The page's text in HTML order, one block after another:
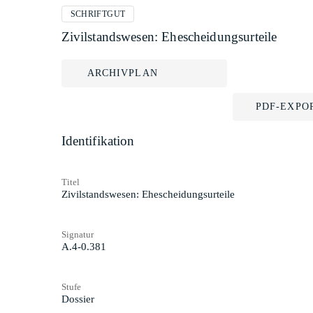
SCHRIFTGUT
Zivilstandswesen: Ehescheidungsurteile
ARCHIVPLAN
PDF-
Identifikation
Titel
Zivilstandswesen: Ehescheidungsurteile
Signatur
A.4-0.381
Stufe
Dossier